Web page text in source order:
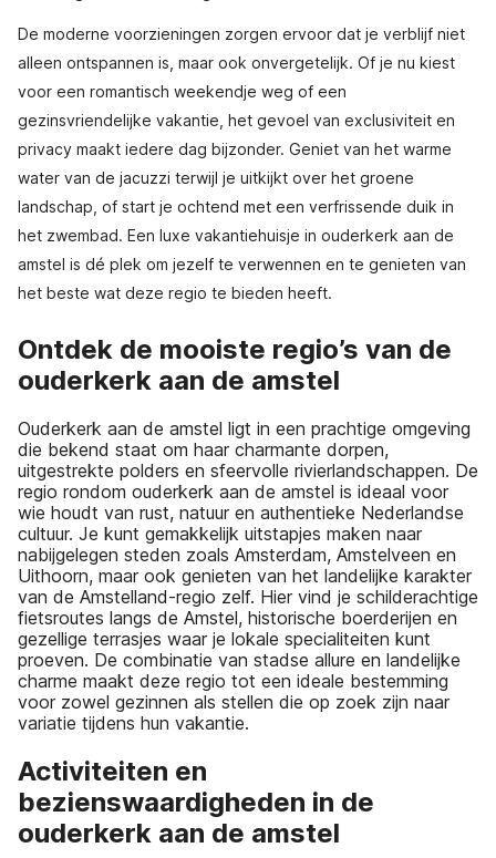
De moderne voorzieningen zorgen ervoor dat je verblijf niet
alleen ontspannen is, maar ook onvergetelijk. Of je nu kiest
voor een romantisch weekendje weg of een
gezinsvriendelijke vakantie, het gevoel van exclusiviteit en
privacy maakt iedere dag bijzonder. Geniet van het warme
water van de jacuzzi terwijl je uitkijkt over het groene
landschap, of start je ochtend met een verfrissende duik in
het zwembad. Een luxe vakantiehuisje in ouderkerk aan de
amstel is dé plek om jezelf te verwennen en te genieten van
het beste wat deze regio te bieden heeft.
Ontdek de mooiste regio’s van de
ouderkerk aan de amstel
Ouderkerk aan de amstel ligt in een prachtige omgeving
die bekend staat om haar charmante dorpen,
uitgestrekte polders en sfeervolle rivierlandschappen. De
regio rondom ouderkerk aan de amstel is ideaal voor
wie houdt van rust, natuur en authentieke Nederlandse
cultuur. Je kunt gemakkelijk uitstapjes maken naar
nabijgelegen steden zoals Amsterdam, Amstelveen en
Uithoorn, maar ook genieten van het landelijke karakter
van de Amstelland-regio zelf. Hier vind je schilderachtige
fietsroutes langs de Amstel, historische boerderijen en
gezellige terrasjes waar je lokale specialiteiten kunt
proeven. De combinatie van stadse allure en landelijke
charme maakt deze regio tot een ideale bestemming
voor zowel gezinnen als stellen die op zoek zijn naar
variatie tijdens hun vakantie.
Activiteiten en
bezienswaardigheden in de
ouderkerk aan de amstel